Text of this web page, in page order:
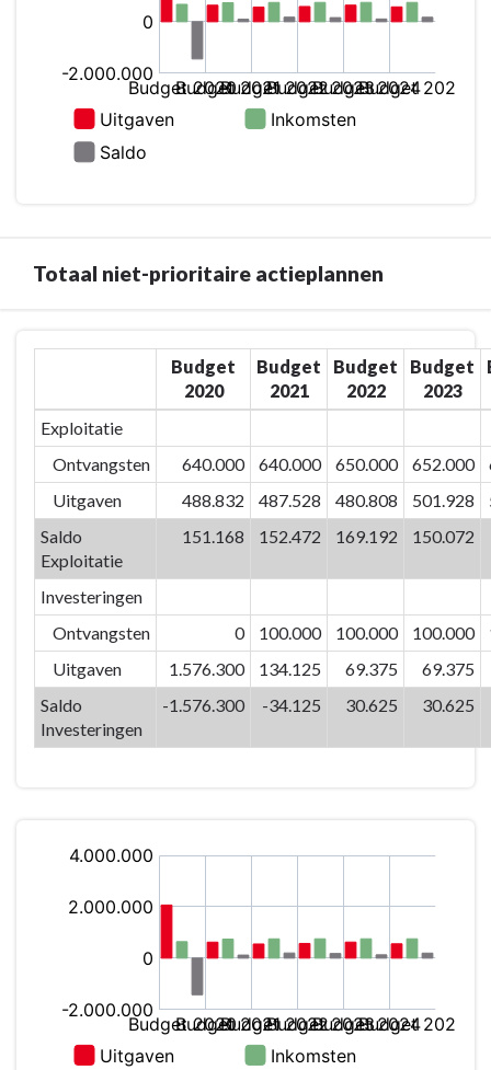
Totaal niet-prioritaire actieplannen
01/01
Omgeving
Totaal
prioritaire
actieplannen
Budget
2020
Budget
2021
Budget
2022
Budget
2023
Exploitatie
Ontvangsten
640.000 640.000 650.000 652.000
Uitgaven
488.832 487.528 480.808 501.928
Saldo
Exploitatie
151.168 152.472 169.192 150.072
Investeringen
Ontvangsten
0 100.000 100.000 100.000
Uitgaven
1.576.300 134.125 69.375
69.375
Saldo
Investeringen
-1.576.300 -34.125 30.625 30.625